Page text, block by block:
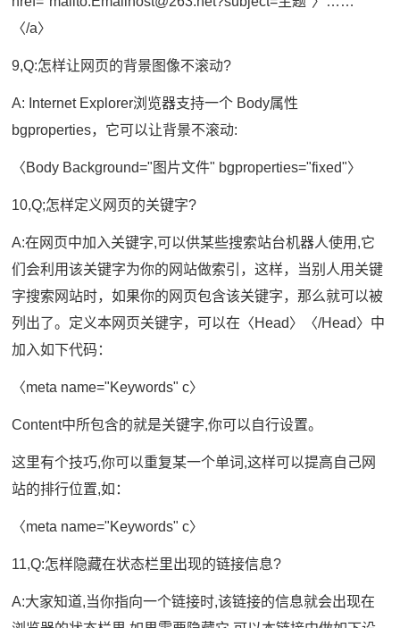
〈/a〉
9,Q:怎样让网页的背景图像不滚动?
A: Internet Explorer浏览器支持一个 Body属性
bgproperties，它可以让背景不滚动:
〈Body Background="图片文件" bgproperties="fixed"〉
10,Q;怎样定义网页的关键字?
A:在网页中加入关键字,可以供某些搜索站台机器人使用,它
们会利用该关键字为你的网站做索引，这样，当别人用关键
字搜索网站时，如果你的网页包含该关键字，那么就可以被
列出了。定义本网页关键字，可以在〈Head〉〈/Head〉中
加入如下代码：
〈meta name="Keywords" c〉
Content中所包含的就是关键字,你可以自行设置。
这里有个技巧,你可以重复某一个单词,这样可以提高自己网
站的排行位置,如：
〈meta name="Keywords" c〉
11,Q:怎样隐藏在状态栏里出现的链接信息?
A:大家知道,当你指向一个链接时,该链接的信息就会出现在